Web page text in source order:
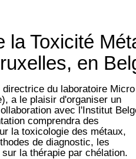
la Toxicité
en
du laboratoire Micro
a le plaisir d'organiser un
avec l'Institut
comprendra des
la toxicologie des métaux,
de diagnostic, les
la thérapie par chélation.